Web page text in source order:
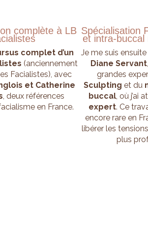
complète à LB
complet d’un
(anciennement
Facialistes), avec
et Catherine
, deux références
en France.
Spécialisation
et intra-
Je me suis
Diane Servant
grandes
Sculpting et du
buccal, où j’ai
expert. Ce
encore rare en
libérer les
plus